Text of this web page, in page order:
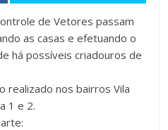
de Vetores passam
as casas e efetuando o
há possíveis criadouros de
realizado nos bairros Vila
1 e 2.